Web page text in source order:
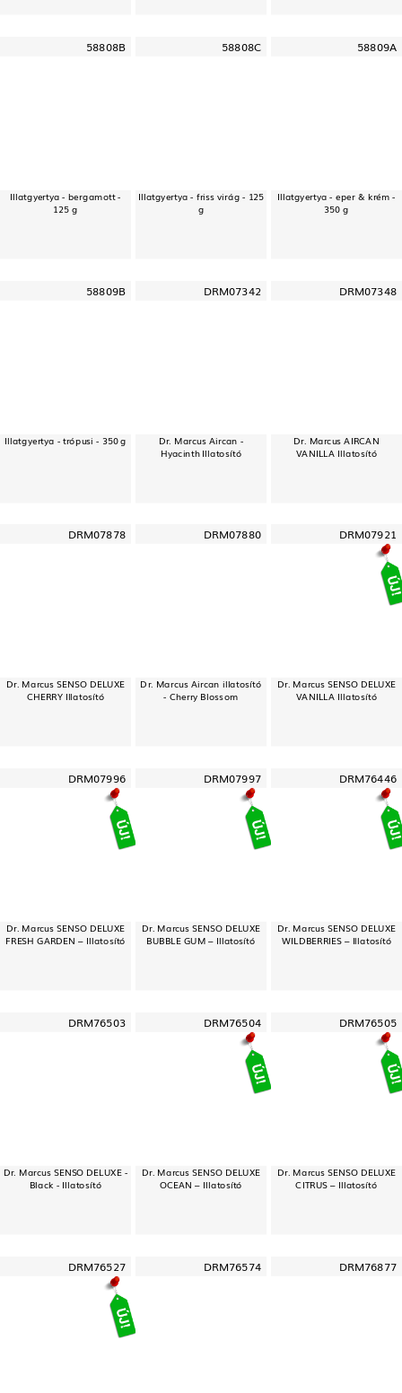
58808B
Illatgyertya - bergamott -
125 g
58808C
Illatgyertya - friss virág - 125
g
58809A
Illatgyertya - eper & krém -
350 g
58809B
Illatgyertya - trópusi - 350 g
DRM07342
Dr. Marcus Aircan -
Hyacinth Illatosító
DRM07348
Dr. Marcus AIRCAN
VANILLA Illatosító
DRM07878
Dr. Marcus SENSO DELUXE
CHERRY Illatosító
DRM07880
Dr. Marcus Aircan illatosító
- Cherry Blossom
DRM07921
Dr. Marcus SENSO DELUXE
VANILLA Illatosító
DRM07996
Dr. Marcus SENSO DELUXE
FRESH GARDEN – Illatosító
DRM07997
Dr. Marcus SENSO DELUXE
BUBBLE GUM – Illatosító
DRM76446
Dr. Marcus SENSO DELUXE
WILDBERRIES – Illatosító
DRM76503
Dr. Marcus SENSO DELUXE -
Black - Illatosító
DRM76504
Dr. Marcus SENSO DELUXE
OCEAN – Illatosító
DRM76505
Dr. Marcus SENSO DELUXE
CITRUS – Illatosító
DRM76527 DRM76574 DRM76877